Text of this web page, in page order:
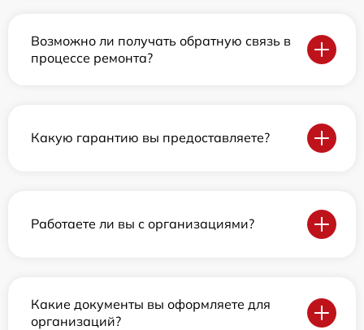
Возможно ли получать обратную связь в
процессе ремонта?
Какую гарантию вы предоставляете?
Работаете ли вы с организациями?
Какие документы вы оформляете для
организаций?